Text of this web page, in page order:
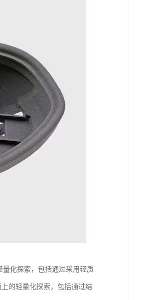
化探索，包括通过采用轻质
的轻量化探索，包括通过结